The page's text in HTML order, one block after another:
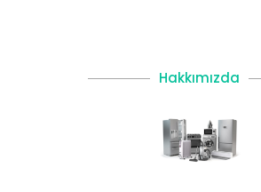
Hakkımızda